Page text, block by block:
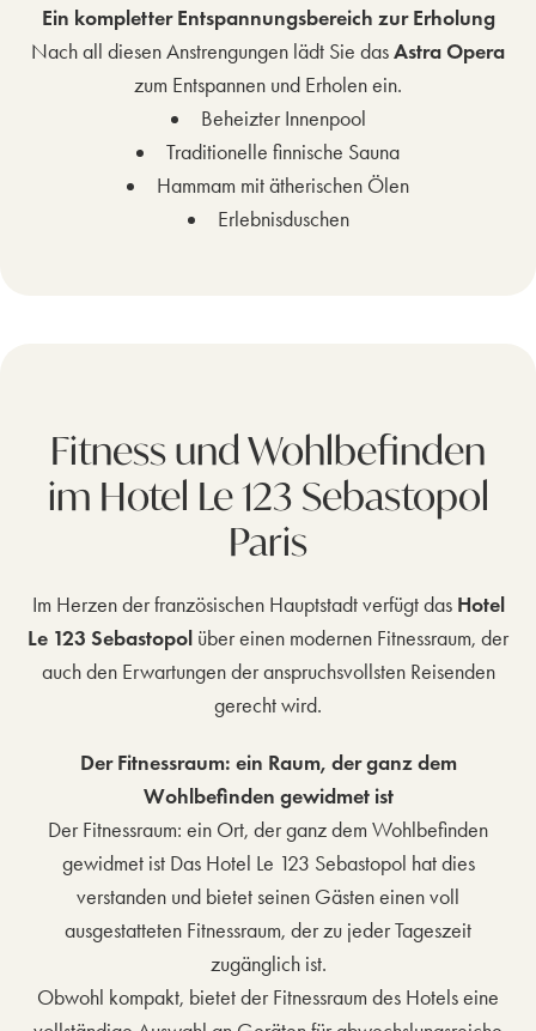
Ein kompletter Entspannungsbereich zur Erholung
Nach all diesen Anstrengungen lädt Sie dasAstra Opera
zum Entspannen und Erholen ein.
Beheizter Innenpool
Traditionelle finnische Sauna
Hammam mit ätherischen Ölen
Erlebnisduschen
Fitness und Wohlbefinden
im Hotel Le 123 Sebastopol
Paris
Im Herzen der französischen Hauptstadt verfügt das Hotel
Le 123 Sebastopol über einen modernen Fitnessraum, der
auch den Erwartungen der anspruchsvollsten Reisenden
gerecht wird.
Der Fitnessraum: ein Raum, der ganz dem
Wohlbefinden gewidmet ist
Der Fitnessraum: ein Ort, der ganz dem Wohlbefinden
gewidmet ist Das Hotel Le 123 Sebastopol hat dies
verstanden und bietet seinen Gästen einen voll
ausgestatteten Fitnessraum, der zu jeder Tageszeit
zugänglich ist.
Obwohl kompakt, bietet der Fitnessraum des Hotels eine